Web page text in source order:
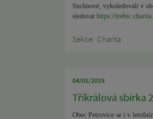
Suchnové, vykoledovali v
sledovat https://
Sekce: Charita
04/01/2019
Tříkrálová sbírka
Obec Petrovice se i v